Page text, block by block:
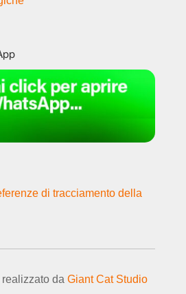
di tracciamento della
da Giant Cat Studio